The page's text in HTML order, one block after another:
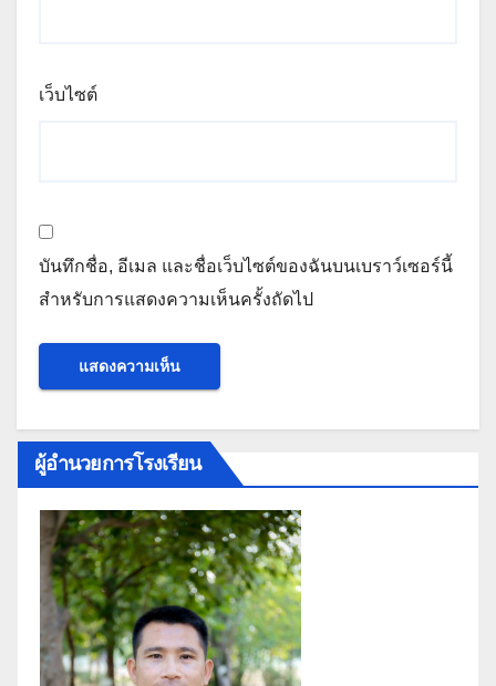
เว็บไซต์
บันทึกชื่อ, อีเมล และชื่อเว็บไซต์ของฉันบนเบราว์เซอร์นี้
สำหรับการแสดงความเห็นครั้งถัดไป
ผู้อำนวยการโรงเรียน